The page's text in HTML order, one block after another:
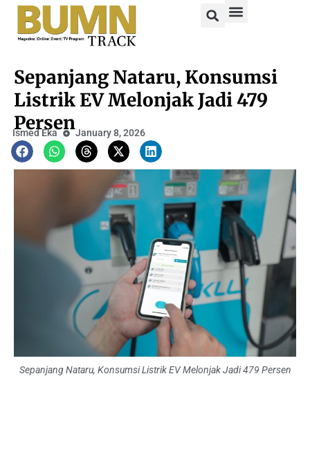
Sepanjang Nataru, Konsumsi
Listrik EV Melonjak Jadi 479
Persen
Ismed Eka January 8, 2026
Sepanjang Nataru, Konsumsi Listrik EV Melonjak Jadi 479 Persen